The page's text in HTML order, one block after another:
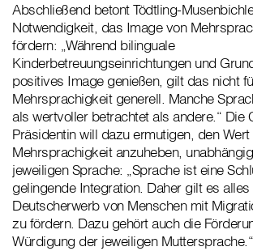
Abschließend betont Tödtling-
Notwendigkeit, das Image von
fördern: „Während bilinguale
Kinderbetreuungseinrichtungen und
positives Image genießen, gilt das nicht
Mehrsprachigkeit generell. Manche
als wertvoller betrachtet als andere.“ Die
Präsidentin will dazu ermutigen, den
Mehrsprachigkeit anzuheben,
jeweiligen Sprache: „Sprache ist eine
gelingende Integration. Daher gilt es
Deutscherwerb von Menschen mit
zu fördern. Dazu gehört auch die
Würdigung der jeweiligen Muttersprache.“